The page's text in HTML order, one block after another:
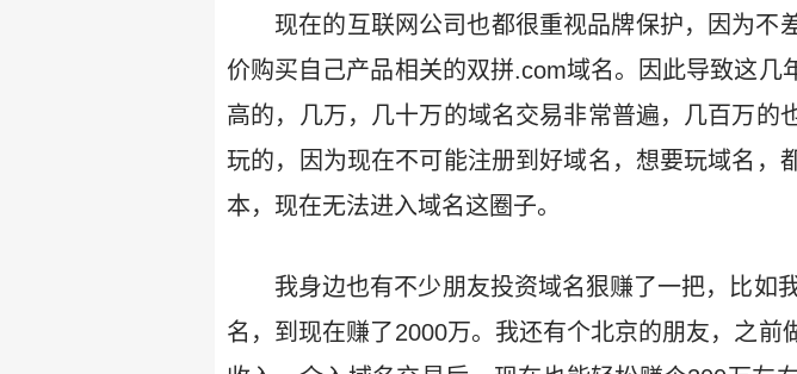
现在的互联网公司也都很重视品牌保护，因为不
价购买自己产品相关的双拼.com域名。因此导致这
高的，几万，几十万的域名交易非常普遍，几百万的
玩的，因为现在不可能注册到好域名，想要玩域名，
本，现在无法进入域名这圈子。
我身边也有不少朋友投资域名狠赚了一把，比如
名，到现在赚了2000万。我还有个北京的朋友，之